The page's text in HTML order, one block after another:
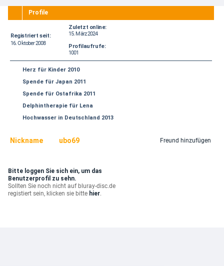
Profile
Registriert seit:
16. Oktober 2008
Zuletzt online:
15. März 2024
Profilaufrufe:
1001
Herz für Kinder 2010
Spende für Japan 2011
Spende für Ostafrika 2011
Delphintherapie für Lena
Hochwasser in Deutschland 2013
Nickname ubo69 Freund hinzufügen
Bitte loggen Sie sich ein, um das
Benutzerprofil zu sehn.
Sollten Sie noch nicht auf bluray-disc.de
registiert sein, klicken sie bitte hier.